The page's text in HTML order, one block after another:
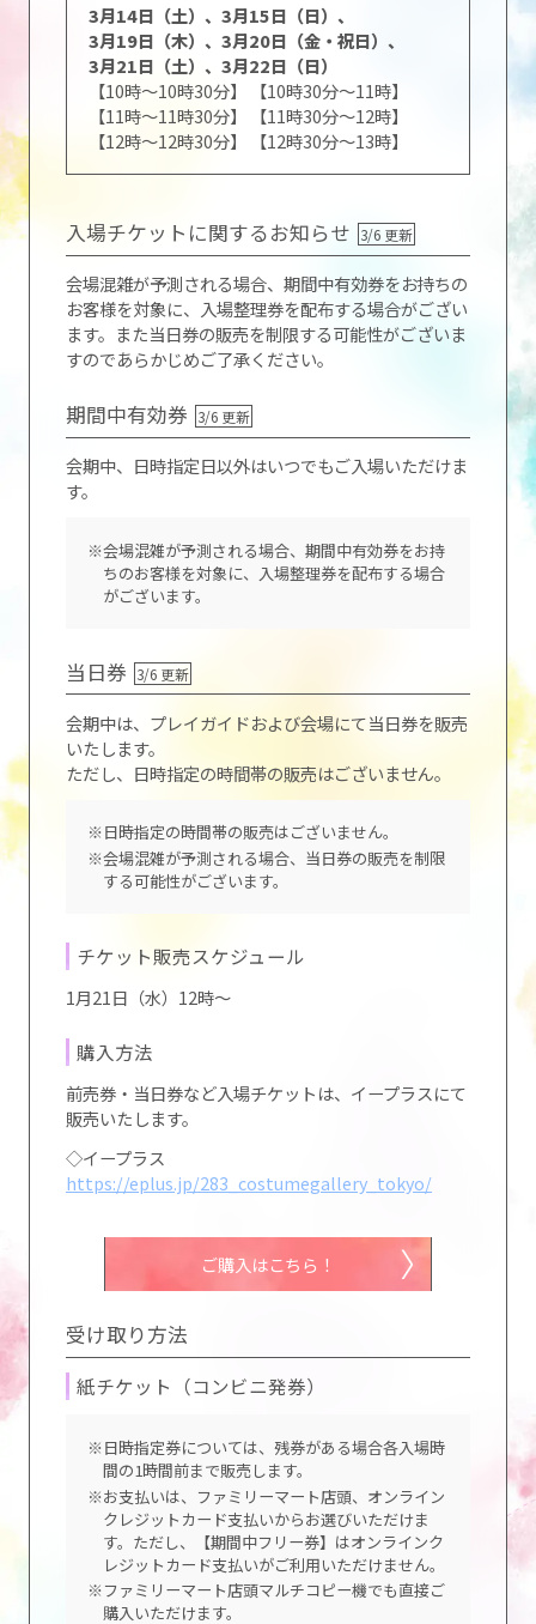
3月14日（土）、3月15日（日）、
3月19日（木）、3月20日（金・祝日）、
3月21日（土）、3月22日（日）
【10時～10時30分】
【10時30分～11時】
【11時～11時30分】
【11時30分～12時】
【12時～12時30分】
【12時30分～13時】
入場チケットに関するお知らせ 3/6 更新
会場混雑が予測される場合、期間中有効券をお持ちの
お客様を対象に、入場整理券を配布する場合がござい
ます。また当日券の販売を制限する可能性がございま
すのであらかじめご了承ください。
期間中有効券 3/6 更新
会期中、日時指定日以外はいつでもご入場いただけま
す。
※会場混雑が予測される場合、期間中有効券をお持
ちのお客様を対象に、入場整理券を配布する場合
がございます。
当日券 3/6 更新
会期中は、プレイガイドおよび会場にて当日券を販売
いたします。
ただし、日時指定の時間帯の販売はございません。
※日時指定の時間帯の販売はございません。
※会場混雑が予測される場合、当日券の販売を制限
する可能性がございます。
チケット販売スケジュール
1月21日（水）12時～
購入方法
前売券・当日券など入場チケットは、イープラスにて
販売いたします。
◇イープラス
https://eplus.jp/283_costumegallery_tokyo/
ご購入はこちら！
受け取り方法
紙チケット（コンビニ発券）
※日時指定券については、残券がある場合各入場時
間の1時間前まで販売します。
※お支払いは、ファミリーマート店頭、オンライン
クレジットカード支払いからお選びいただけま
す。ただし、【期間中フリー券】はオンラインク
レジットカード支払いがご利用いただけません。
※ファミリーマート店頭マルチコピー機でも直接ご
購入いただけます。